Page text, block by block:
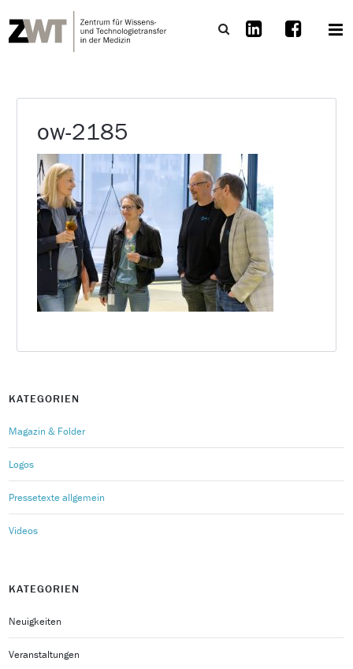
ow-2185
KATEGORIEN
Magazin & Folder
Logos
Pressetexte allgemein
Videos
KATEGORIEN
Neuigkeiten
Veranstaltungen